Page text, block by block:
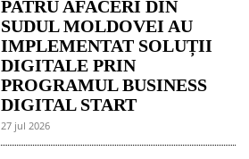
PATRU AFACERI DIN
SUDUL MOLDOVEI AU
IMPLEMENTAT SOLUȚII
DIGITALE PRIN
PROGRAMUL BUSINESS
DIGITAL START
27 jul 2026